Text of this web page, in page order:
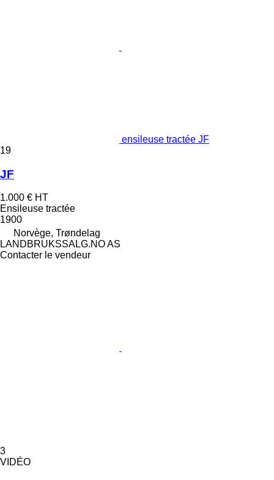
ensileuse tractée JF
19
JF
1.000 € HT
Ensileuse tractée
1900
Norvège, Trøndelag
LANDBRUKSSALG.NO AS
Contacter le vendeur
3
VIDÉO